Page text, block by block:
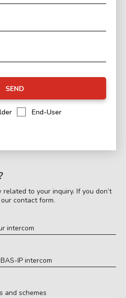
SEND
End-User
to your inquiry. If you don’t
contact form.
intercom
IP intercom
and schemes